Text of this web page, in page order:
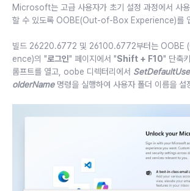
Microsoft는 고급 사용자가 초기 설정 과정에서 사
할 수 있도록 OOBE(Out-of-Box Experience)를
빌드 26220.6772 및 26100.6772부터는
ence)의 "로그인" 페이지에서 "Shift + F10" 단축
롬프트를 열고, oobe 디렉터리에서
olderName명령을 실행하여 사용자 폴더 이름을 설